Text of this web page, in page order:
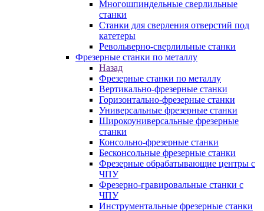
Многошпиндельные сверлильные
станки
Станки для сверления отверстий под
катетеры
Револьверно-сверлильные станки
Фрезерные станки по металлу
Назад
Фрезерные станки по металлу
Вертикально-фрезерные станки
Горизонтально-фрезерные станки
Универсальные фрезерные станки
Широкоуниверсальные фрезерные
станки
Консольно-фрезерные станки
Бесконсольные фрезерные станки
Фрезерные обрабатывающие центры с
ЧПУ
Фрезерно-гравировальные станки с
ЧПУ
Инструментальные фрезерные станки